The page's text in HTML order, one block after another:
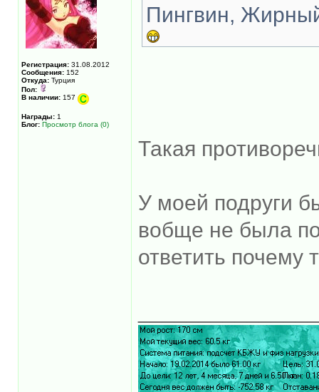
Регистрация: 31.08.2012
Сообщения: 152
Откуда: Турция
Пол:
В наличии: 157
Награды: 1
Блог: Просмотр блога (0)
Пингвин,
Такая
У моей подруги
вобще не была
ответить почему